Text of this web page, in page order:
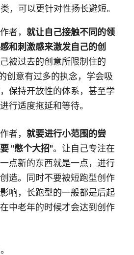
，可以更针对性扬长避短。
者， 就让自己接触不同的领
和刺激感来激发自己的创
被过去的创意所限制住的
创意有过多的执念，学会吸
保持开放性的体系，甚至学
行适度拖延和等待。
者， 就要进行小范围的尝
"憋个大招"。让自己专注在
点新的东西就是一点，进行
造。同时不要被短跑型创作
响，长跑型的一般都是后起
中老年的时候才会达到创作